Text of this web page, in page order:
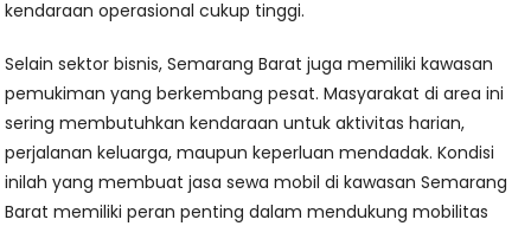
kendaraan operasional cukup tinggi.
Selain sektor bisnis, Semarang Barat juga memiliki kawasan
pemukiman yang berkembang pesat. Masyarakat di area ini
sering membutuhkan kendaraan untuk aktivitas harian,
perjalanan keluarga, maupun keperluan mendadak. Kondisi
inilah yang membuat jasa sewa mobil di kawasan Semarang
Barat memiliki peran penting dalam mendukung mobilitas